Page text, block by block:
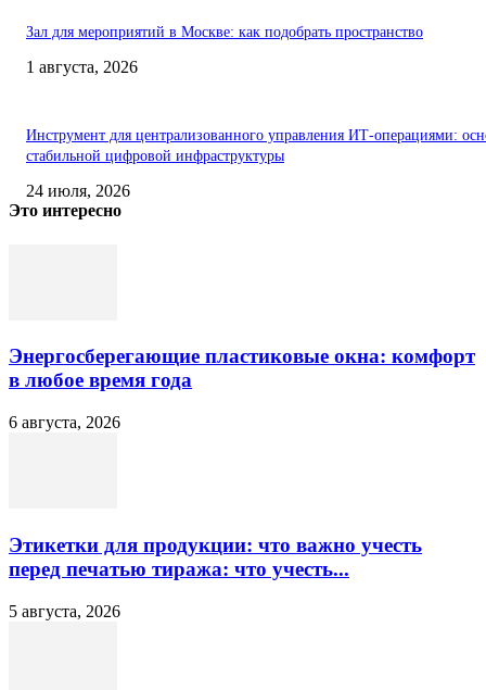
Зал для мероприятий в Москве: как подобрать пространство
1 августа, 2026
Инструмент для централизованного управления ИТ-операциями:
стабильной цифровой инфраструктуры
24 июля, 2026
Это интересно
Энергосберегающие пластиковые окна: комфорт
в любое время года
6 августа, 2026
Этикетки для продукции: что важно учесть
перед печатью тиража: что учесть...
5 августа, 2026